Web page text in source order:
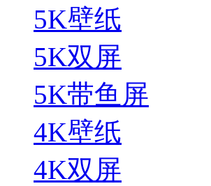
5K壁纸
5K双屏
5K带鱼屏
4K壁纸
4K双屏